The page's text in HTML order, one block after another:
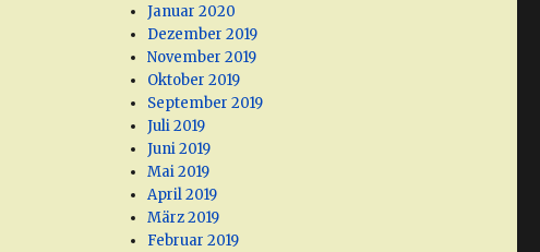
Januar 2020
Dezember 2019
November 2019
Oktober 2019
September 2019
Juli 2019
Juni 2019
Mai 2019
April 2019
März 2019
Februar 2019